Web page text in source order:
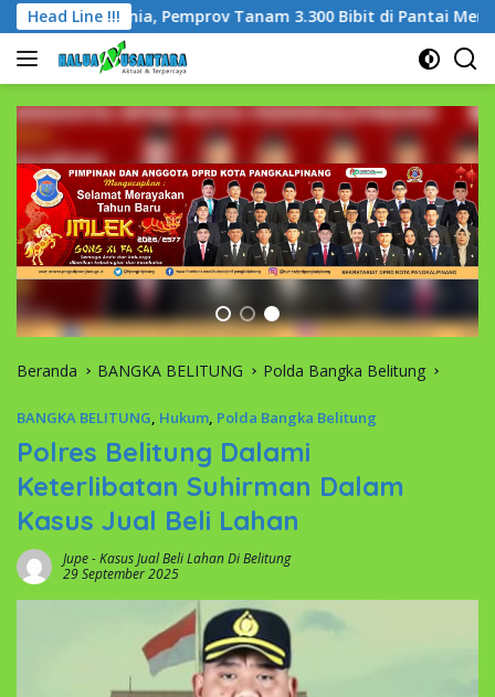
Langsung
ke
konten
Head Line !!!
Pemprov Tanam 3.300 Bibit di Pantai Menuang
Beranda BANGKA BELITUNG Polda Bangka Belitung
BANGKA BELITUNG, Hukum, Polda Bangka Belitung
Polres Belitung Dalami
Keterlibatan Suhirman Dalam
Kasus Jual Beli Lahan
Jupe-Kasus Jual Beli Lahan Di Belitung
29 September 2025